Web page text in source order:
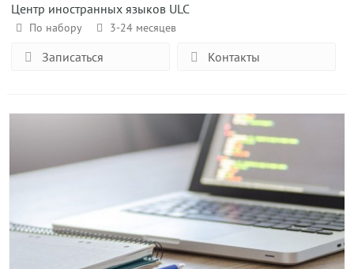
Центр иностранных языков ULC
По набору 3-24 месяцев
Записаться Контакты